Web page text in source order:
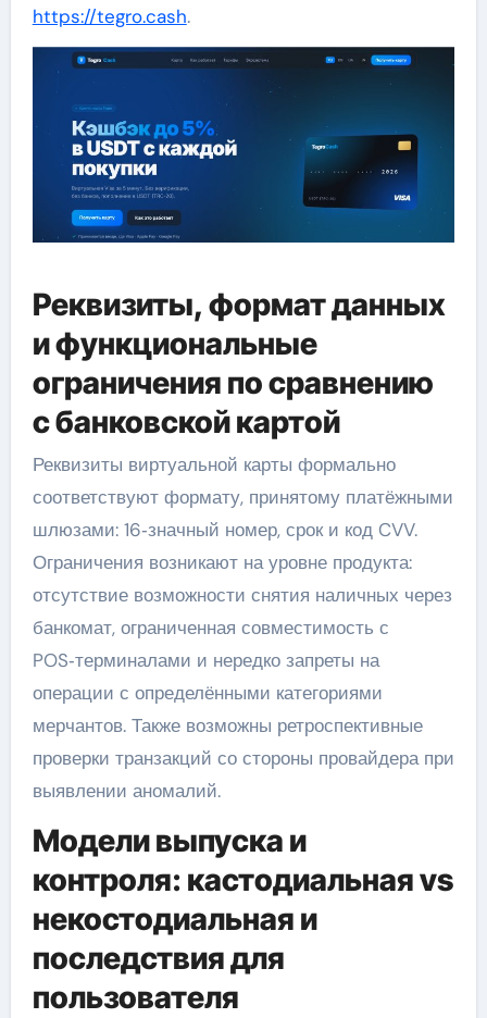
https://tegro.cash.
Реквизиты, формат данных
и функциональные
ограничения по сравнению
с банковской картой
Реквизиты виртуальной карты формально
соответствуют формату, принятому платёжными
шлюзами: 16‑значный номер, срок и код CVV.
Ограничения возникают на уровне продукта:
отсутствие возможности снятия наличных через
банкомат, ограниченная совместимость с
POS‑терминалами и нередко запреты на
операции с определёнными категориями
мерчантов. Также возможны ретроспективные
проверки транзакций со стороны провайдера при
выявлении аномалий.
Модели выпуска и
контроля: кастодиальная vs
некостодиальная и
последствия для
пользователя